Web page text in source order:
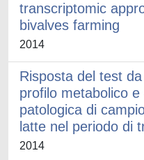
transcriptomic
bivalves farming
2014
Risposta del test
profilo metabolico
patologica di
latte nel periodo di
2014